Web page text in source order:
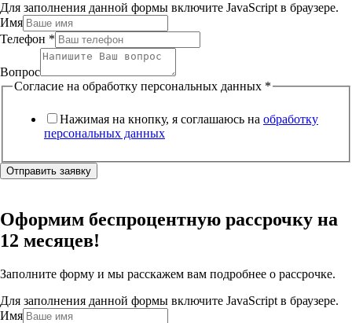
Для заполнения данной формы включите JavaScript в браузере.
Имя
Телефон *
Вопрос
Согласие на обработку персональных данных *
Нажимая на кнопку, я соглашаюсь на обработку
персональных данных
Отправить заявку
Оформим беспроцентную рассрочку на
12 месяцев!
Заполните форму и мы расскажем вам подробнее о рассрочке.
Для заполнения данной формы включите JavaScript в браузере.
Имя